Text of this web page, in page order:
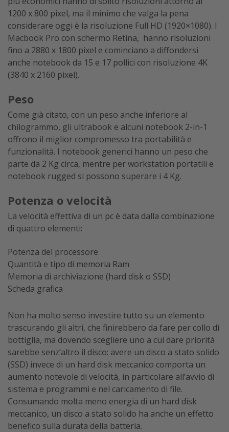
1200 x 800 pixel, ma il minimo che valga la pena
considerare oggi è la risoluzione Full HD (1920×1080). I
Macbook Pro con schermo Retina, hanno risoluzioni
fino a 2880 x 1800 pixel e cominciano a diffondersi
anche notebook da 15 e 17 pollici con risoluzione 4K
(3840 x 2160 pixel).
Peso
Come già citato, con un peso anche inferiore al
chilogrammo, gli ultrabook e alcuni notebook 2-in-1
offrono il miglior compromesso tra portabilità e
funzionalità. I notebook generici hanno un peso che
parte da 2 Kg circa, mentre per workstation portatili e
notebook rugged si possono superare i 4 Kg.
Potenza o velocità
La velocità effettiva di un pc è data dalla combinazione
di quattro elementi:
Potenza del processore
Quantità e tipo di memoria Ram
Memoria di archiviazione (hard disk o SSD)
Scheda grafica
Non ha molto senso investire tutto su un elemento
trascurando gli altri, che finirebbero da fare per collo di
bottiglia, ma dovendo scegliere uno a cui dare priorità
sarebbe senz’altro il disco: avere un disco a stato solido
(SSD) invece di un hard disk meccanico comporta un
aumento notevole di velocità, in particolare all’avvio di
sistema e programmi e nel caricamento di file.
Consumando molta meno energia di un hard disk
meccanico, un disco a stato solido ha anche un effetto
benefico sulla durata della batteria.